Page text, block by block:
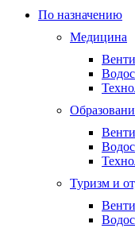
По назначению
Медицина
Туризм и